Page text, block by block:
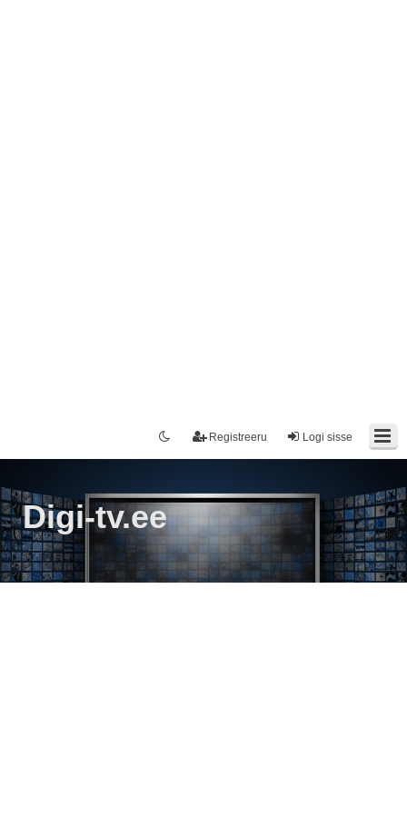
Logi sisse
Registreeru
Digi-tv.ee